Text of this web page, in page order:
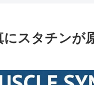
スタチンが